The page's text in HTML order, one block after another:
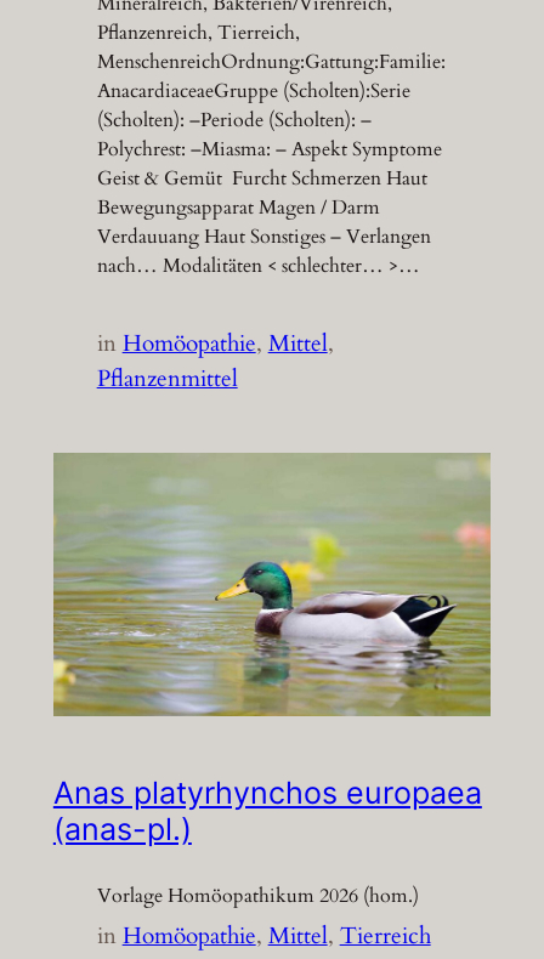
Pflanzenreich, Tierreich,
MenschenreichOrdnung:Gattung:Familie:
AnacardiaceaeGruppe (Scholten):Serie
(Scholten): –Periode (Scholten): –
Polychrest: –Miasma: – Aspekt Symptome
Geist & Gemüt Furcht Schmerzen Haut
Bewegungsapparat Magen / Darm
Verdauuang Haut Sonstiges – Verlangen
nach… Modalitäten < schlechter… >…
inHomöopathie, Mittel
Pflanzenmittel
Anas platyrhynchos europaea
(anas-pl.)
Vorlage Homöopathikum 2026 (hom.)
inHomöopathie, Mittel, Tierreich